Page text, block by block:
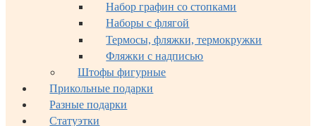
Набор графин со стопками
Наборы с флягой
Термосы, фляжки, термокружки
Фляжки с надписью
Штофы фигурные
Прикольные подарки
Разные подарки
Статуэтки